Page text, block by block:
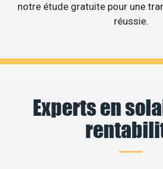
notre étude gratuite pour une
réussie.
Experts en